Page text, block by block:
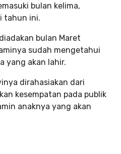
bulan kelima,
tahun ini.
bulan Maret
sudah mengetahui
yang akan lahir.
dirahasiakan dari
kesempatan pada publik
anaknya yang akan